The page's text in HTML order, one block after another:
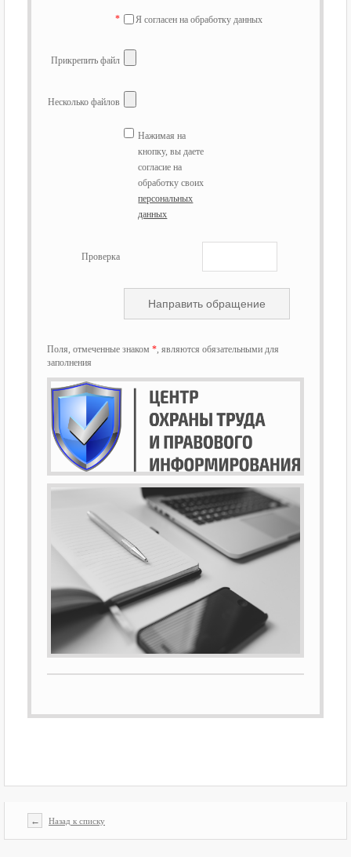
* Я согласен на обработку данных
Прикрепить файл
Несколько файлов
Нажимая на
кнопку, вы даете
согласие на
обработку своих
персональных
данных
Проверка
Поля, отмеченные знаком *, являются обязательными для
заполнения
← Назад к списку